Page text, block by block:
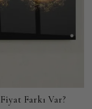
Farkı Var?